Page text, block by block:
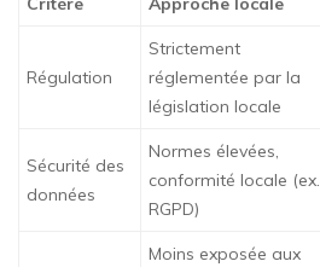
Régulation
Strictement
réglementée par la
législation locale
Sécurité des
données
Normes élevées,
conformité locale (ex.
RGPD)
Moins exposée aux